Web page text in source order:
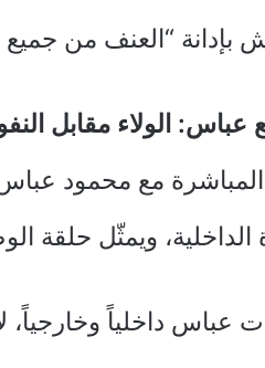
الهباش بإدانة “العنف
عباس: الولاء مقابل
مع محمود
ويمثّل حلقة
داخلياً وخارجياً،